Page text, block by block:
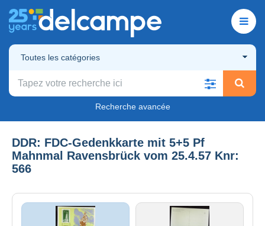
Toutes les catégories
Recherche avancée
DDR: FDC-Gedenkkarte mit 5+5 Pf
Mahnmal Ravensbrück vom 25.4.57 Knr:
566